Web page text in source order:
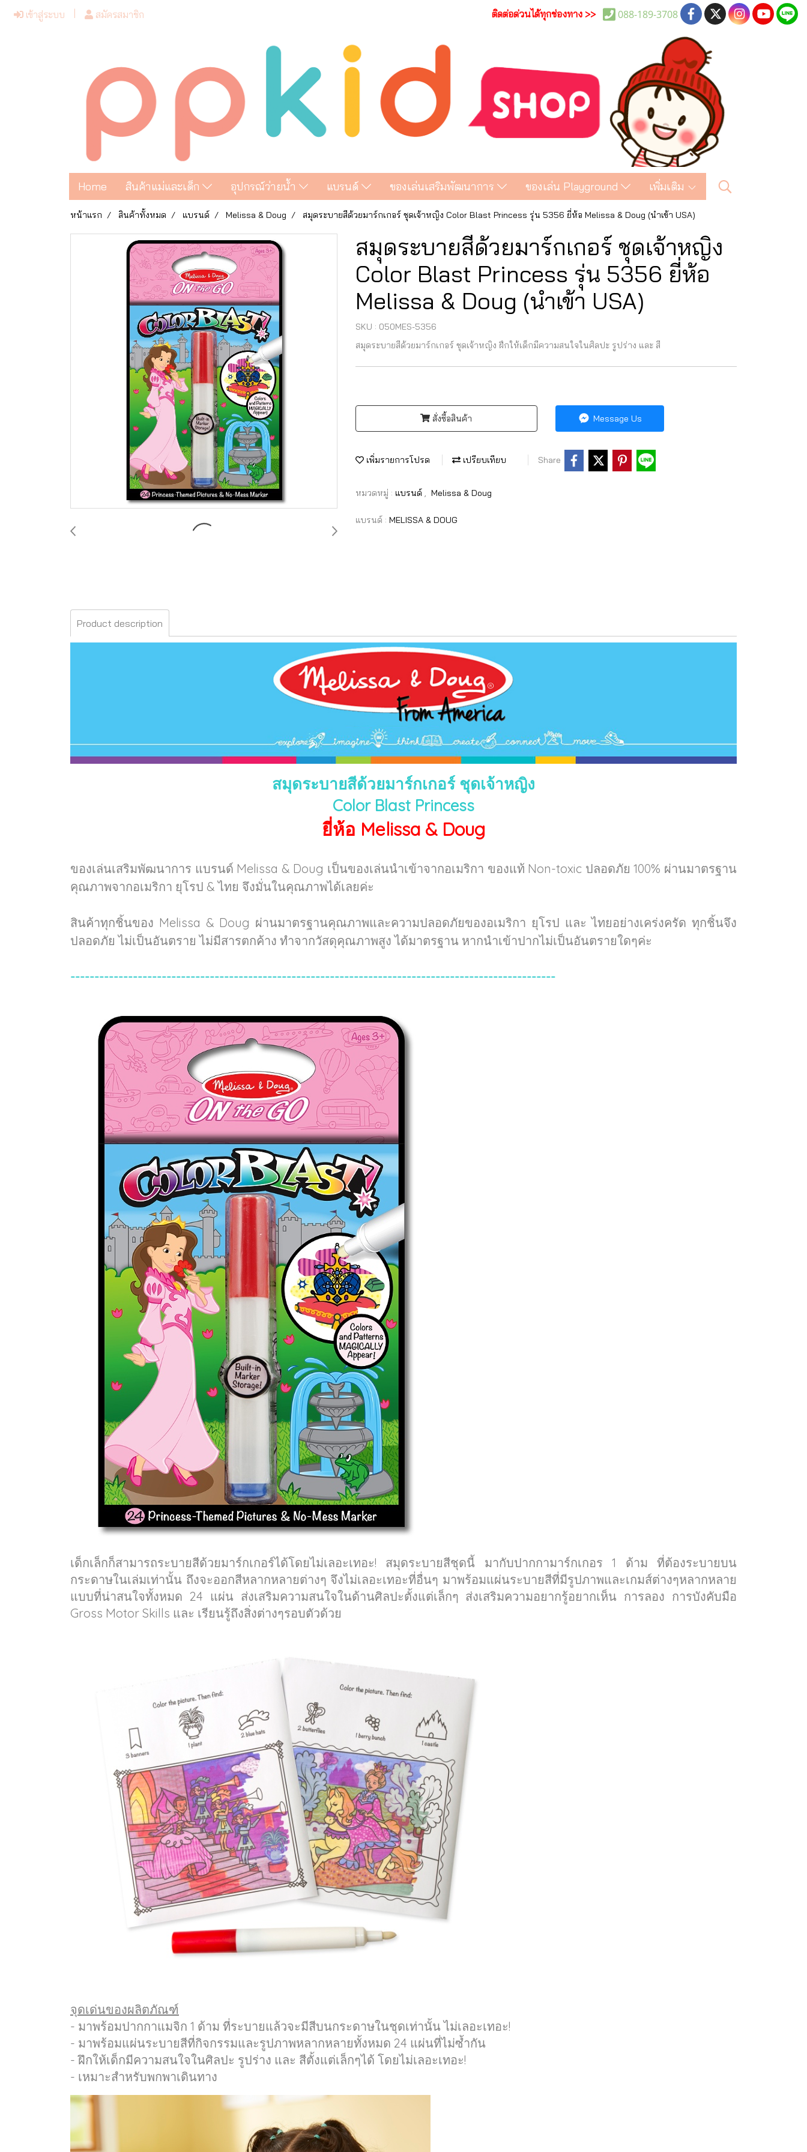
เข้าสู่ระบบ สมัครสมาชิก ติดต่อด่วนได้ทุกช่องทาง >> 088-189-3708
Home สินค้าแม่และเด็ก อุปกรณ์ว่ายน้ำ แบรนด์ ของเล่นเสริมพัฒนาการ ของเล่น Playground เพิ่มเติม
หน้าแรก สินค้าทั้งหมด แบรนด์ Melissa & Doug สมุดระบายสีด้วยมาร์กเกอร์ ชุดเจ้าหญิง Color Blast Princess รุ่น 5356 ยี่ห้อ Melissa & Doug (นำเข้า USA)
สมุดระบายสีด้วยมาร์กเกอร์ ชุดเจ้าหญิง
Color Blast Princess รุ่น 5356 ยี่ห้อ
Melissa & Doug (นำเข้า USA)
SKU : 050MES-5356
สมุดระบายสีด้วยมาร์กเกอร์ ชุดเจ้าหญิง ฝึกให้เด็กมีความสนใจในศิลปะ รูปร่าง และ สี
สั่งซื้อสินค้า Message Us
เพิ่มรายการโปรด เปรียบเทียบ Share
หมวดหมู่ : แบรนด์ Melissa & Doug
แบรนด์ : MELISSA & DOUG
Product description
สมุดระบายสีด้วยมาร์กเกอร์ ชุดเจ้าหญิง
Color Blast Princess
ยี่ห้อ Melissa & Doug
ของเล่นเสริมพัฒนาการ แบรนด์ Melissa & Doug เป็นของเล่นนำเข้าจากอเมริกา ของแท้ Non-toxic ปลอดภัย 100% ผ่านมาตรฐาน
คุณภาพจากอเมริกา ยุโรป & ไทย จึงมั่นในคุณภาพได้เลยค่ะ
สินค้าทุกชิ้นของ Melissa & Doug ผ่านมาตรฐานคุณภาพและความปลอดภัยของอเมริกา ยุโรป และ ไทยอย่างเคร่งครัด ทุกชิ้นจึง
ปลอดภัย ไม่เป็นอันตราย ไม่มีสารตกค้าง ทำจากวัสดุคุณภาพสูง ได้มาตรฐาน หากนำเข้าปากไม่เป็นอันตรายใดๆค่ะ
-----------------------------------------------------------------------------------------------------
เด็กเล็กก็สามารถระบายสีด้วยมาร์กเกอร์ได้โดยไม่เลอะเทอะ! สมุดระบายสีชุดนี้ มากับปากกามาร์กเกอร 1 ด้าม ที่ต้องระบายบน
กระดาษในเล่มเท่านั้น ถึงจะออกสีหลากหลายต่างๆ จึงไม่เลอะเทอะที่อื่นๆ มาพร้อมแผ่นระบายสีที่มีรูปภาพและเกมส์ต่างๆหลากหลาย
แบบที่น่าสนใจทั้งหมด 24 แผ่น ส่งเสริมความสนใจในด้านศิลปะตั้งแต่เล็กๆ ส่งเสริมความอยากรู้อยากเห็น การลอง การบังคับมือ
Gross Motor Skills และ เรียนรู้ถึงสิ่งต่างๆรอบตัวด้วย
จุดเด่นของผลิตภัณฑ์
- มาพร้อมปากกาแมจิก 1 ด้าม ที่ระบายแล้วจะมีสีบนกระดาษในชุดเท่านั้น ไม่เลอะเทอะ!
- มาพร้อมแผ่นระบายสีที่กิจกรรมและรูปภาพหลากหลายทั้งหมด 24 แผ่นที่ไม่ซ้ำกัน
- ฝึกให้เด็กมีความสนใจในศิลปะ รูปร่าง และ สีตั้งแต่เล็กๆได้ โดยไม่เลอะเทอะ!
- เหมาะสำหรับพกพาเดินทาง